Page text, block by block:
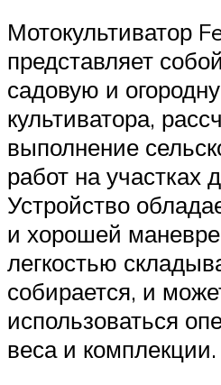
Мотокультиватор
представляет
садовую и
культиватора,
выполнение
работ на участках
Устройство
и хорошей
легкостью
собирается, и
использоваться
веса и комплекции.